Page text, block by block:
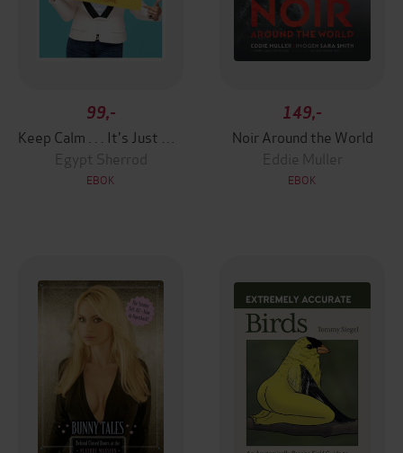
99,-
Egypt Sherrod
EBOK
149,-
Noir Around the World
Eddie Muller
EBOK